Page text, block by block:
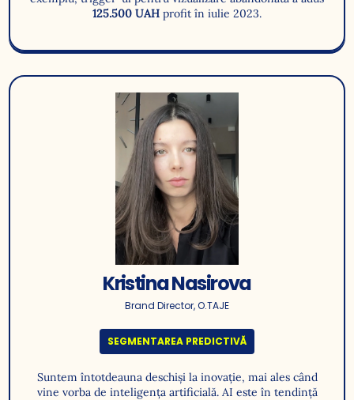
125.500 UAH profit în iulie 2023.
Kristina Nasirova
Brand Director, O.TAJE
SEGMENTAREA PREDICTIVĂ
Suntem întotdeauna deschiși la inovație, mai ales când
vine vorba de inteligența artificială. AI este în tendință